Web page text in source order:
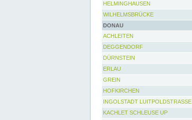
HELMINGHAUSEN
WILHELMSBRÜCKE
DONAU
ACHLEITEN
DEGGENDORF
DÜRNSTEIN
ERLAU
GREIN
HOFKIRCHEN
INGOLSTADT LUITPOLDSTRASSE
KACHLET SCHLEUSE UP